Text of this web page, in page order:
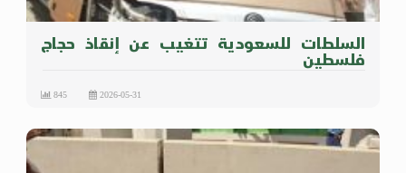
السلطات للسعودية تتغيب عن إنقاذ حجاج
فلسطين
2026-05-31
845